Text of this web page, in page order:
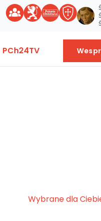
PCh24TV
Wybrane dla